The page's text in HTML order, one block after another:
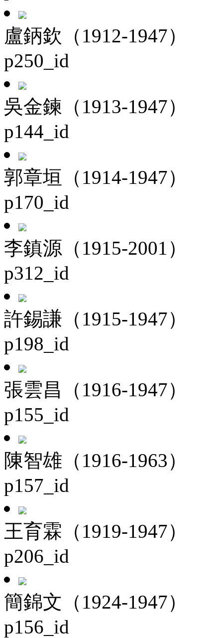
盧鈵欽（1912-1947）
p250_id
吳金鍊（1913-1947）
p144_id
郭章垣（1914-1947）
p170_id
李鎮源（1915-2001）
p312_id
許錫謙（1915-1947）
p198_id
張雲昌（1916-1947）
p155_id
陳智雄（1916-1963）
p157_id
王育霖（1919-1947）
p206_id
簡錦文（1924-1947）
p156_id